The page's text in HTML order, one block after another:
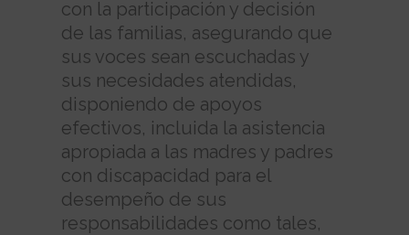
con la participación y decisión
de las familias, asegurando que
sus voces sean escuchadas y
sus necesidades atendidas,
disponiendo de apoyos
efectivos, incluida la asistencia
apropiada a las madres y padres
con discapacidad para el
desempeño de sus
responsabilidades como tales,